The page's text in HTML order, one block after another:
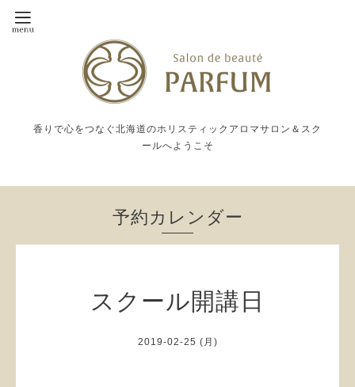
香りで心をつなぐ北海道のホリスティックアロマサロン＆スク
ールへようこそ
予約カレンダー
スクール開講日
2019-02-25 (月)